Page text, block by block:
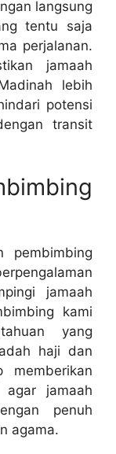
langsung
tentu saja
perjalanan.
jamaah
lebih
potensi
transit
pembimbing
jamaah
kami
yang
haji dan
jamaah
penuh
agama.